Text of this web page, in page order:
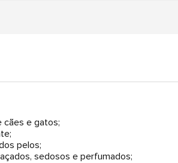
cães e gatos;
pelos;
sedosos e perfumados;